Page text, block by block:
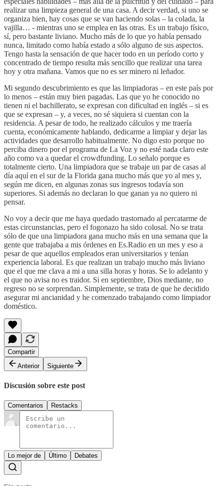
realizar una limpieza general de una casa. A decir verdad, si uno se
organiza bien, hay cosas que se van haciendo solas – la colada, la
vajilla… - mientras uno se emplea en las otras. Es un trabajo físico,
sí, pero bastante liviano. Mucho más de lo que yo había pensado
nunca, limitado como había estado a sólo alguno de sus aspectos.
Tengo hasta la sensación de que hacer todo en un período corto y
concentrado de tiempo resulta más sencillo que realizar una tarea
hoy y otra mañana. Vamos que no es ser minero ni leñador.
Mi segundo descubrimiento es que las limpiadoras – en este país por
lo menos – están muy bien pagadas. Las que yo he conocido no
tienen ni el bachillerato, se expresan con dificultad en inglés – si es
que se expresan – y, a veces, no sé siquiera si cuentan con la
residencia. A pesar de todo, he realizado cálculos y me traería
cuenta, económicamente hablando, dedicarme a limpiar y dejar las
actividades que desarrollo habitualmente. No digo esto porque no
perciba dinero por el programa de La Voz y no esté nada claro este
año como va a quedar el crowdfunding. Lo señalo porque es
totalmente cierto. Una limpiadora que se trabaje un par de casas al
día aquí en el sur de la Florida gana mucho más que yo al mes y,
según me dicen, en algunas zonas sus ingresos todavía son
superiores. Si además no declaran lo que ganan ya no quiero ni
pensar.
No voy a decir que me haya quedado trastornado al percatarme de
estas circunstancias, pero el fogonazo ha sido colosal. No se trata
sólo de que una limpiadora gana mucho más en una semana que la
gente que trabajaba a mis órdenes en Es.Radio en un mes y eso a
pesar de que aquellos empleados eran universitarios y tenían
experiencia laboral. Es que realizan un trabajo mucho más liviano
que el que me clava a mi a una silla horas y horas. Se lo adelanto y
el que no avisa no es traidor. Si en septiembre, Dios mediante, no
regreso no se sorprendan. Simplemente, se trata de que he decidido
asegurar mi ancianidad y he comenzado trabajando como limpiador
doméstico.
Compartir
Anterior
Siguiente
Discusión sobre este post
Comentarios Restacks
Lo mejor de Último Debates